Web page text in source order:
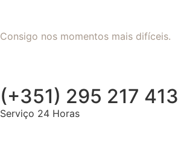
Consigo nos momentos mais difíceis.
(+351) 295 217 413
Serviço 24 Horas